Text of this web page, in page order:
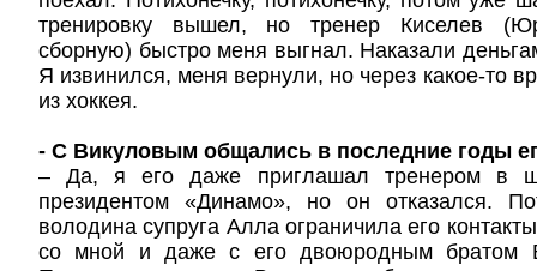
тренировку вышел, но тренер Киселев
сборную) быстро меня выгнал. Наказали
Я извинился, меня вернули, но через какое-то
из хоккея.
- С Викуловым общались в последние годы
– Да, я его даже приглашал тренером в
президентом «Динамо», но он отказался.
володина супруга Алла ограничила его
со мной и даже с его двоюродным братом